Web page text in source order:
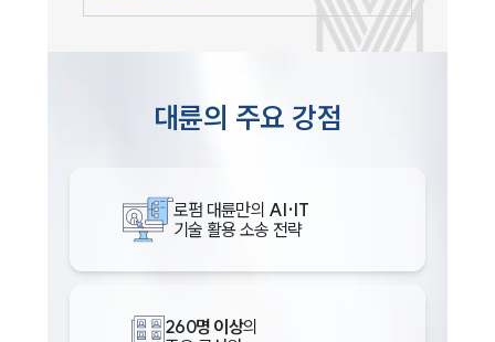
대륜의 주요 강점
로펌 대륜만의 AI·IT
기술 활용 소송 전략
260명 이상의